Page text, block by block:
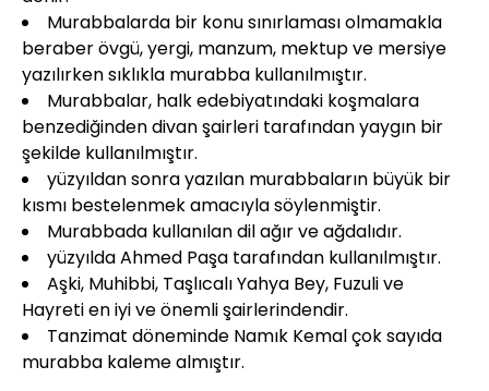
Murabbalarda bir konu sınırlaması olmamakla
beraber övgü, yergi, manzum, mektup ve mersiye
yazılırken sıklıkla murabba kullanılmıştır.
Murabbalar, halk edebiyatındaki koşmalara
benzediğinden divan şairleri tarafından yaygın bir
şekilde kullanılmıştır.
yüzyıldan sonra yazılan murabbaların büyük bir
kısmı bestelenmek amacıyla söylenmiştir.
Murabbada kullanılan dil ağır ve ağdalıdır.
yüzyılda Ahmed Paşa tarafından kullanılmıştır.
Aşki, Muhibbi, Taşlıcalı Yahya Bey, Fuzuli ve
Hayreti en iyi ve önemli şairlerindendir.
Tanzimat döneminde Namık Kemal çok sayıda
murabba kaleme almıştır.